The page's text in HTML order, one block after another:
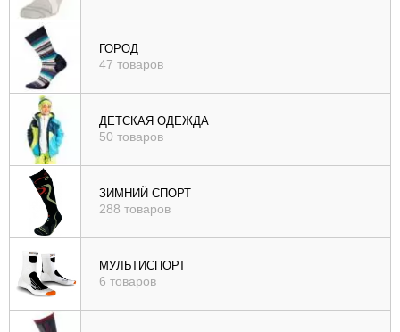
возр
убыв
ГОРОД
47 товаров
ДЕТСКАЯ ОДЕЖДА
50 товаров
ЗИМНИЙ СПОРТ
288 товаров
МУЛЬТИСПОРТ
6 товаров